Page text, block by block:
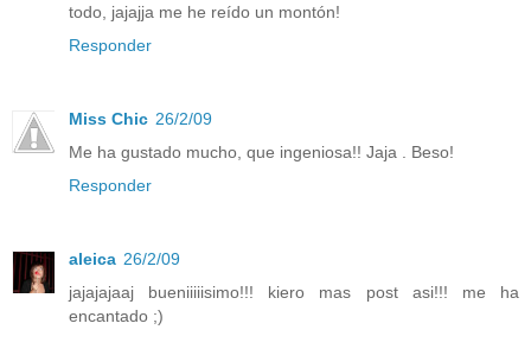
todo, jajajja me he reído un montón!
Responder
Miss Chic 26/2/09
Me ha gustado mucho, que ingeniosa!! Jaja . Beso!
Responder
aleica 26/2/09
jajajajaaj bueniiiiisimo!!! kiero mas post asi!!! me ha
encantado ;)